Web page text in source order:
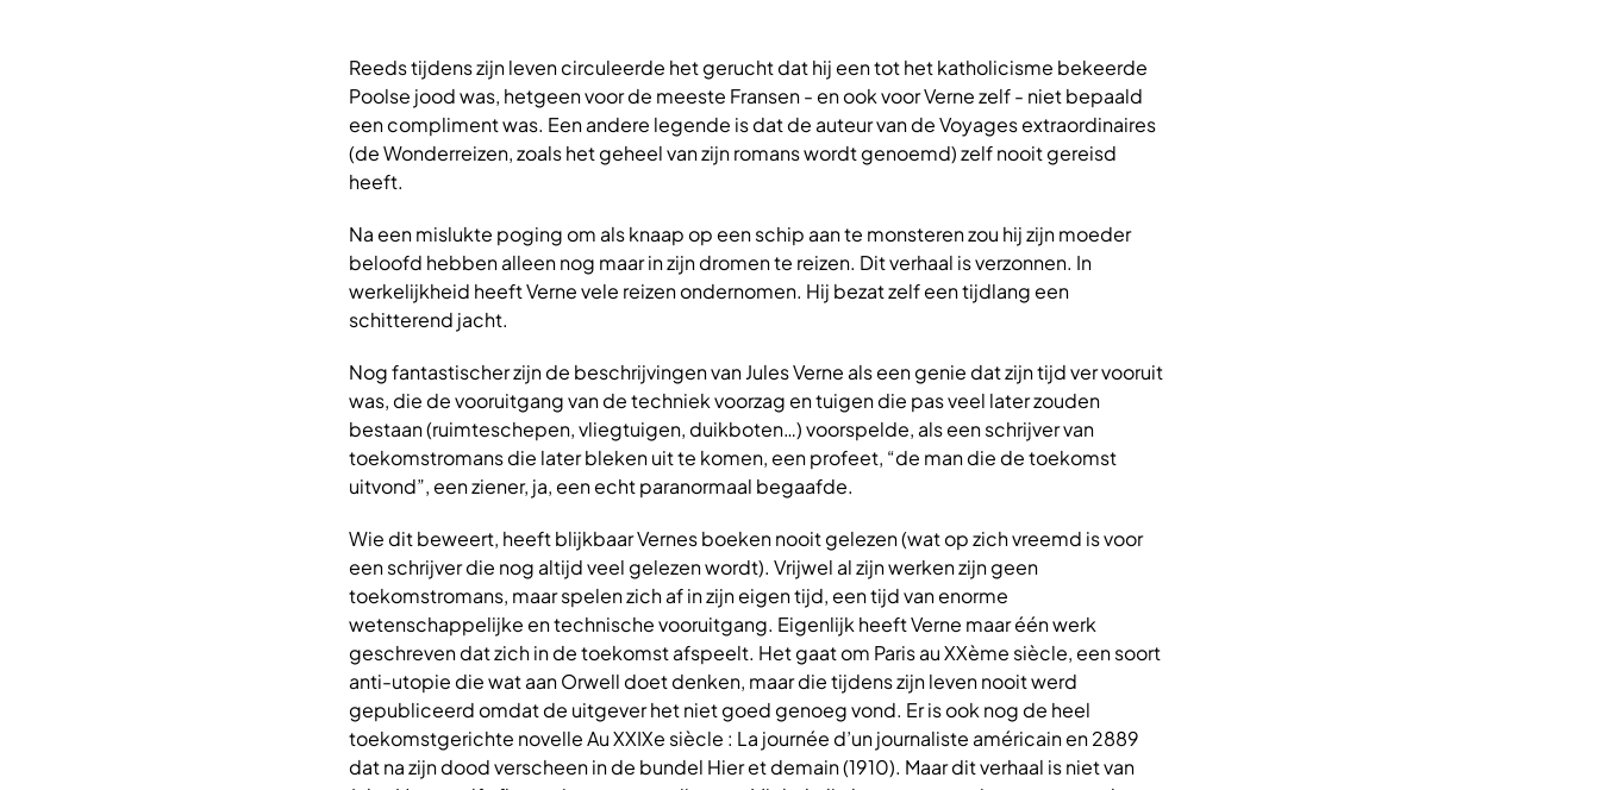
Reeds tijdens zijn leven circuleerde het gerucht dat hij een tot het katholicisme bekeerde
Poolse jood was, hetgeen voor de meeste Fransen - en ook voor Verne zelf - niet bepaald
een compliment was. Een andere legende is dat de auteur van de Voyages extraordinaires
(de Wonderreizen, zoals het geheel van zijn romans wordt genoemd) zelf nooit gereisd
heeft.
Na een mislukte poging om als knaap op een schip aan te monsteren zou hij zijn moeder
beloofd hebben alleen nog maar in zijn dromen te reizen. Dit verhaal is verzonnen. In
werkelijkheid heeft Verne vele reizen ondernomen. Hij bezat zelf een tijdlang een
schitterend jacht.
Nog fantastischer zijn de beschrijvingen van Jules Verne als een genie dat zijn tijd ver vooruit
was, die de vooruitgang van de techniek voorzag en tuigen die pas veel later zouden
bestaan (ruimteschepen, vliegtuigen, duikboten…) voorspelde, als een schrijver van
toekomstromans die later bleken uit te komen, een profeet, “de man die de toekomst
uitvond”, een ziener, ja, een echt paranormaal begaafde.
Wie dit beweert, heeft blijkbaar Vernes boeken nooit gelezen (wat op zich vreemd is voor
een schrijver die nog altijd veel gelezen wordt). Vrijwel al zijn werken zijn geen
toekomstromans, maar spelen zich af in zijn eigen tijd, een tijd van enorme
wetenschappelijke en technische vooruitgang. Eigenlijk heeft Verne maar één werk
geschreven dat zich in de toekomst afspeelt. Het gaat om Paris au XXème siècle, een soort
anti-utopie die wat aan Orwell doet denken, maar die tijdens zijn leven nooit werd
gepubliceerd omdat de uitgever het niet goed genoeg vond. Er is ook nog de heel
toekomstgerichte novelle Au XXIXe siècle : La journée d’un journaliste américain en 2889
dat na zijn dood verscheen in de bundel Hier et demain (1910). Maar dit verhaal is niet van